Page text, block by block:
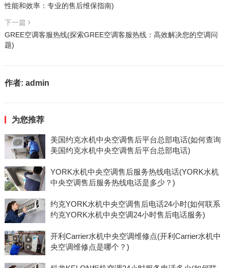
性能和效率：专业的售后维保指南)
下一篇
GREE空调客服热线(探索GREE空调客服热线：高效解决您的空调问
题)
作者: admin
为您推荐
美国约克水机中央空调售后平台总部电话(如何查询
美国约克水机中央空调售后平台总部电话)
YORK水机中央空调售后服务热线电话(YORK水机
中央空调售后服务热线电话是多少？)
约克YORK水机中央空调售后电话24小时(如何联系
约克YORK水机中央空调24小时售后电话服务)
开利Carrier水机中央空调维修点(开利Carrier水机中
央空调维修点是哪个？)